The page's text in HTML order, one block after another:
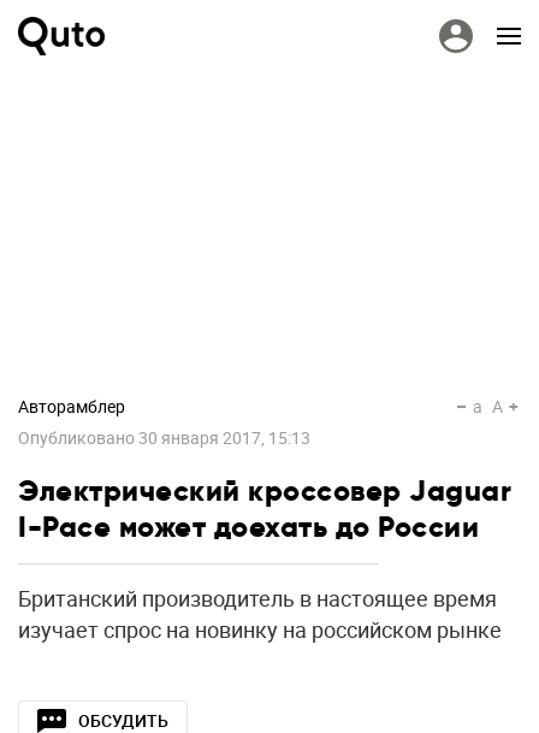
Авторамблер
Опубликовано 30 января 2017, 15:13
a A
Электрический кроссовер Jaguar
I-Pace может доехать до России
Британский производитель в настоящее время
изучает спрос на новинку на российском рынке
ОБСУДИТЬ